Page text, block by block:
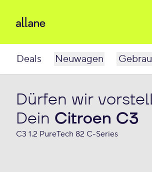
Deals Neuwagen
Dürfen wir
Dein Citroen C3
C3 1.2 PureTech 82 C-Series